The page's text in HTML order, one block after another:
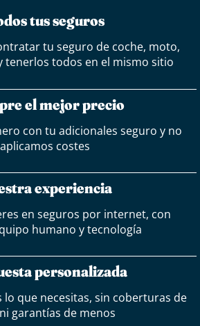
tus seguros
tu seguro de coche, moto,
tenerlos todos en el mismo sitio
el mejor precio
con tu adicionales seguro y no
aplicamos costes
experiencia
en seguros por internet, con
humano y tecnología
personalizada
lo que necesitas, sin coberturas de
garantías de menos